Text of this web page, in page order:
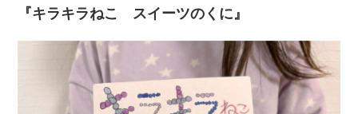
『キラキラねこ スイーツのくに』